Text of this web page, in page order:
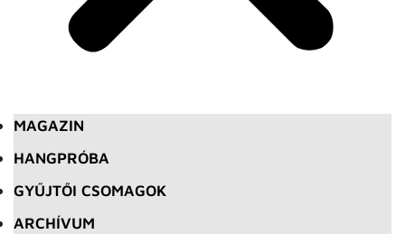
MAGAZIN
HANGPRÓBA
GYŰJTŐI CSOMAGOK
ARCHÍVUM